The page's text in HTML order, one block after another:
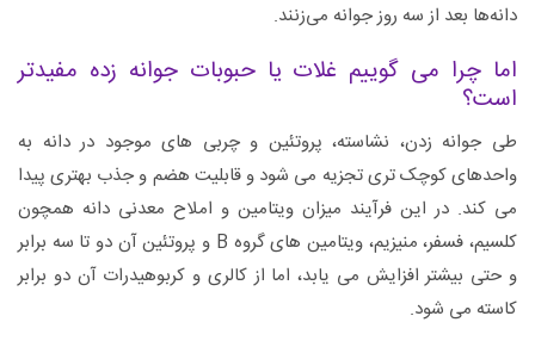
دانه‌ها بعد از سه روز جوانه می‌زنند.
اما چرا می گوییم غلات یا حبوبات جوانه زده مفیدتر
است؟
طی جوانه زدن، نشاسته، پروتئین و چربی های موجود در دانه به
واحدهای کوچک تری تجزیه می شود و قابلیت هضم و جذب بهتری پیدا
می کند. در این فرآیند میزان ویتامین و املاح معدنی دانه همچون
کلسیم، فسفر، منیزیم، ویتامین های گروه B و پروتئین آن دو تا سه برابر
و حتی بیشتر افزایش می یابد، اما از کالری و کربوهیدرات آن دو برابر
کاسته می شود.